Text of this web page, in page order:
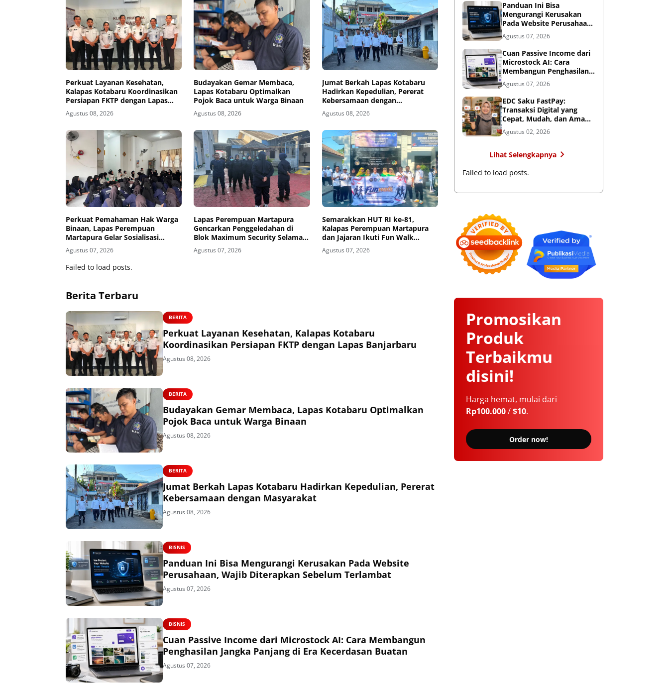
Perkuat Layanan Kesehatan,
Kalapas Kotabaru Koordinasikan
Persiapan FKTP dengan Lapas
Banjarbaru
Agustus 08, 2026
Budayakan Gemar Membaca,
Lapas Kotabaru Optimalkan
Pojok Baca untuk Warga Binaan
Agustus 08, 2026
Jumat Berkah Lapas Kotabaru
Hadirkan Kepedulian, Pererat
Kebersamaan dengan
Masyarakat
Agustus 08, 2026
Perkuat Pemahaman Hak Warga
Binaan, Lapas Perempuan
Martapura Gelar Sosialisasi
Remisi dan Integrasi
Agustus 07, 2026
Lapas Perempuan Martapura
Gencarkan Penggeledahan di
Blok Maximum Security Selama
Dua Hari Berturut-turut
Agustus 07, 2026
Semarakkan HUT RI ke-81,
Kalapas Perempuan Martapura
dan Jajaran Ikuti Fun Walk
Bersama Kakanwil
Agustus 07, 2026
Failed to load posts.
Berita Terbaru
BERITA
Perkuat Layanan Kesehatan, Kalapas Kotabaru
Koordinasikan Persiapan FKTP dengan Lapas Banjarbaru
Agustus 08, 2026
BERITA
Budayakan Gemar Membaca, Lapas Kotabaru Optimalkan
Pojok Baca untuk Warga Binaan
Agustus 08, 2026
BERITA
Jumat Berkah Lapas Kotabaru Hadirkan Kepedulian, Pererat
Kebersamaan dengan Masyarakat
Agustus 08, 2026
BISNIS
Panduan Ini Bisa Mengurangi Kerusakan Pada Website
Perusahaan, Wajib Diterapkan Sebelum Terlambat
Agustus 07, 2026
BISNIS
Cuan Passive Income dari Microstock AI: Cara Membangun
Penghasilan Jangka Panjang di Era Kecerdasan Buatan
Agustus 07, 2026
Panduan Ini Bisa
Mengurangi Kerusakan
Pada Website Perusahaan,
Wajib Diterapkan Sebelum
Terlambat
Agustus 07, 2026
Cuan Passive Income dari
Microstock AI: Cara
Membangun Penghasilan
Jangka Panjang di Era
Kecerdasan Buatan
Agustus 07, 2026
EDC Saku FastPay:
Transaksi Digital yang
Cepat, Mudah, dan Aman
untuk Bisnis
Agustus 02, 2026
Lihat Selengkapnya
Failed to load posts.
Promosikan
Produk
Terbaikmu
disini!
Harga hemat, mulai dari
Rp100.000/$10.
Order now!